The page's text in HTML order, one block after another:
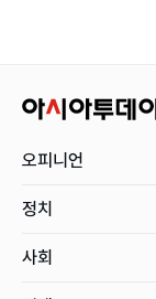
오피니언
정치
사회